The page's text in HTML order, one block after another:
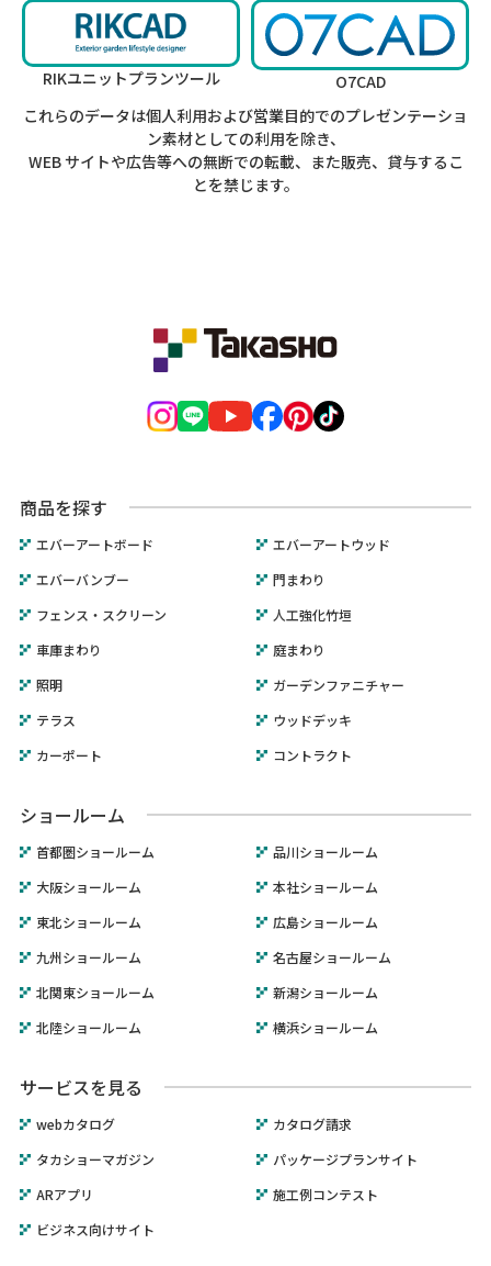
RIKユニットプランツール
O7CAD
これらのデータは個人利用および営業目的でのプレゼンテーショ
ン素材としての利用を除き、
WEB サイトや広告等への無断での転載、また販売、貸与するこ
とを禁じます。
商品を探す
エバーアートボード
エバーアートウッド
エバーバンブー
門まわり
フェンス・スクリーン
人工強化竹垣
車庫まわり
庭まわり
照明
ガーデンファニチャー
テラス
ウッドデッキ
カーポート
コントラクト
ショールーム
首都圏ショールーム
品川ショールーム
大阪ショールーム
本社ショールーム
東北ショールーム
広島ショールーム
九州ショールーム
名古屋ショールーム
北関東ショールーム
新潟ショールーム
北陸ショールーム
横浜ショールーム
サービスを見る
webカタログ
カタログ請求
タカショーマガジン
パッケージプランサイト
ARアプリ
施工例コンテスト
ビジネス向けサイト